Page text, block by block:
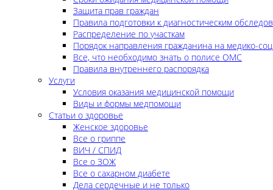
Защита прав граждан
Правила подготовки к диагностическим
Распределение по участкам
Порядок направления гражданина на медико-
Все, что необходимо знать о полисе ОМС
Правила внутреннего распорядка
Услуги
Условия оказания медицинской помощи
Виды и формы медпомощи
Статьи о здоровье
Женское здоровье
Все о гриппе
ВИЧ / СПИД
Все о ЗОЖ
Все о сахарном диабете
Дела сердечные и не только